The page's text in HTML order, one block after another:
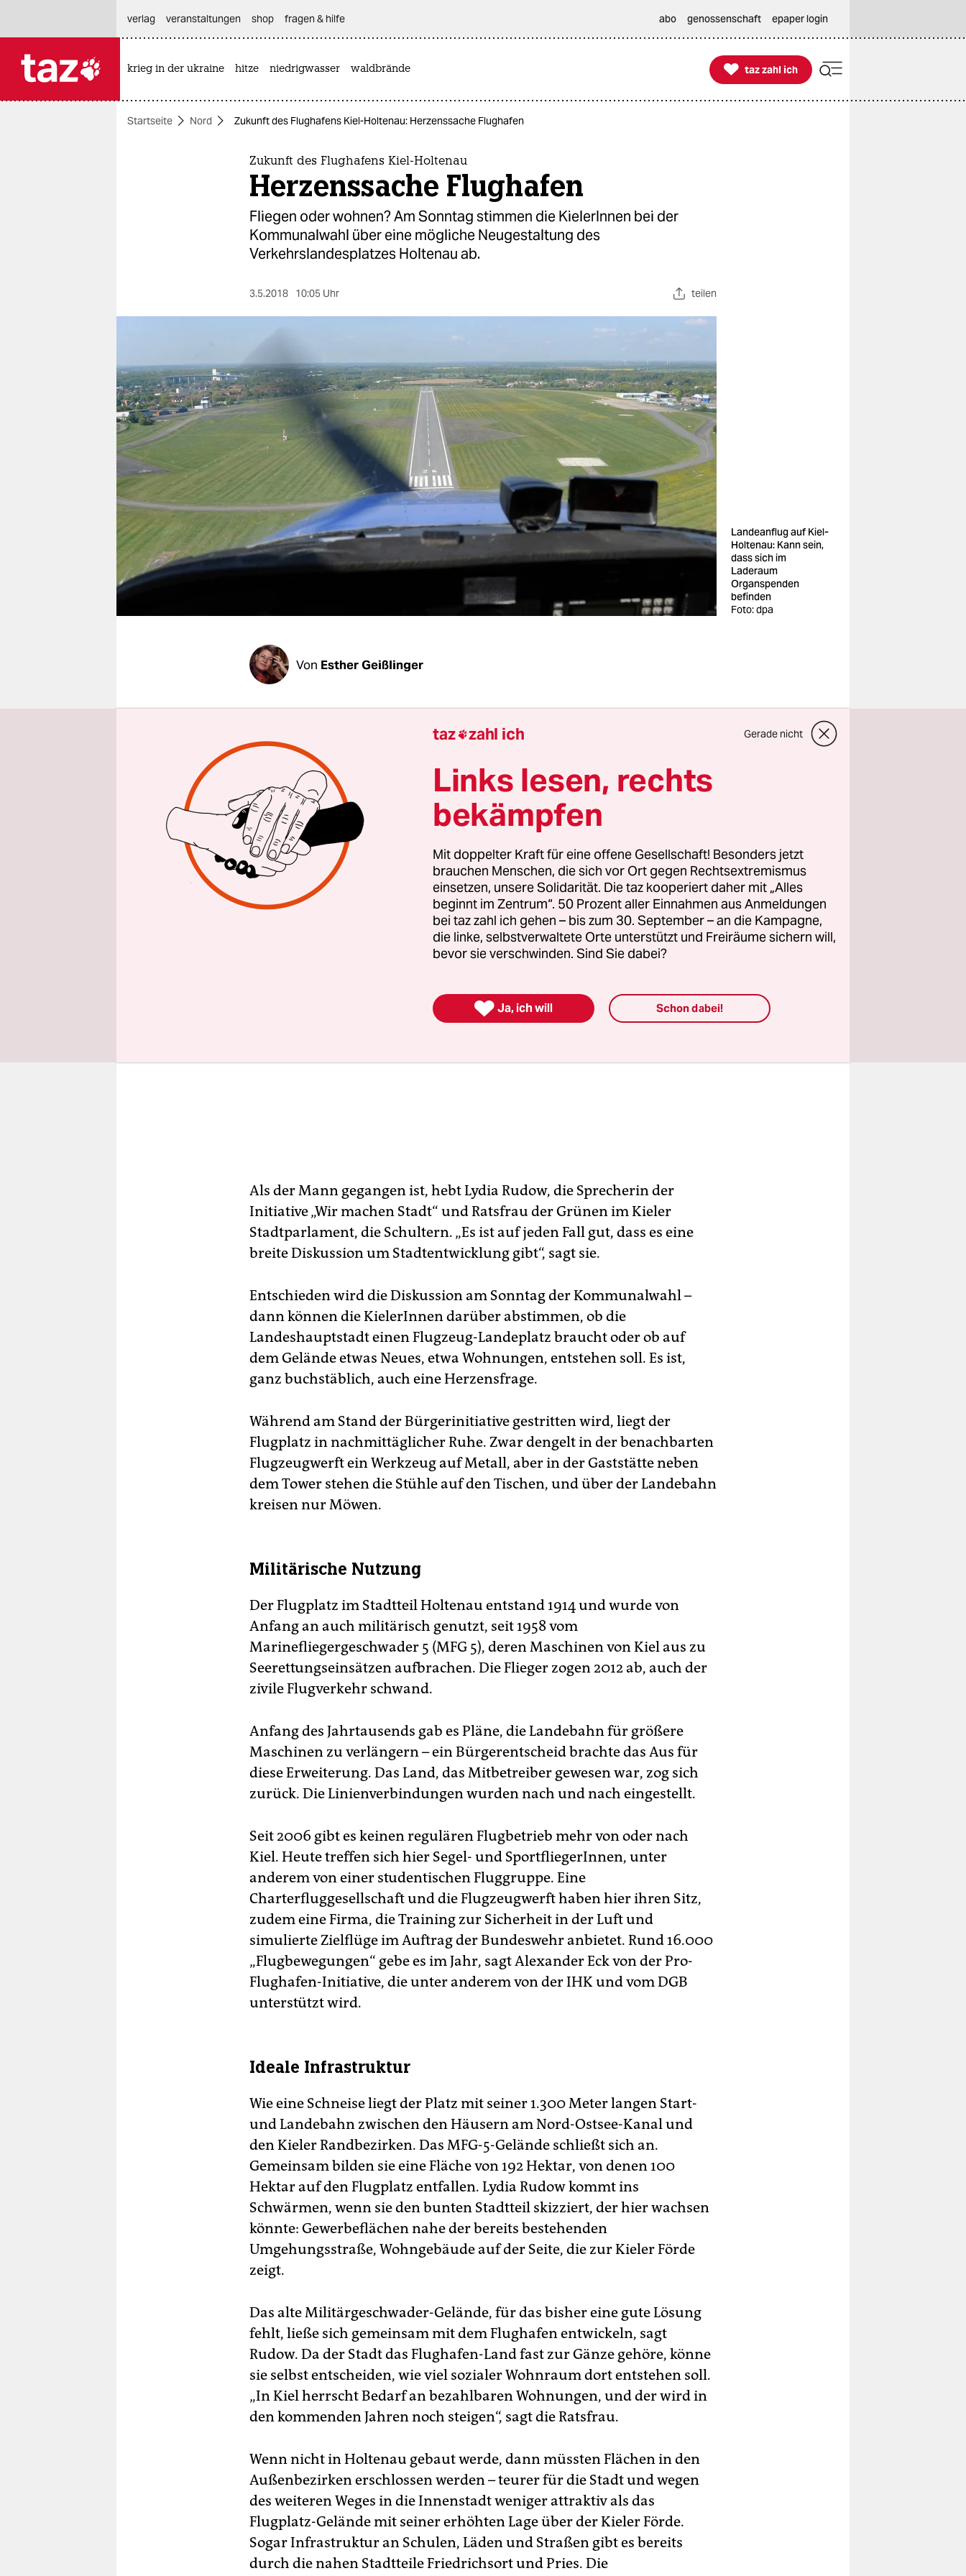
themen
wahrheit
verlag
verlag
veranstaltungen
shop
fragen & hilfe
unterstützen
abo
genossenschaft
verlag
veranstaltungen shop fragen & hilfe abo genossenschaft epaper login
krieg in der ukraine hitze niedrigwasser waldbrände 
taz zahl ich
taz zahl ich
Startseite Nord Zukunft des Flughafens Kiel-Holtenau: Herzenssache Flughafen
Zukunft des Flughafens Kiel-Holtenau
Herzenssache Flughafen
Fliegen oder wohnen? Am Sonntag stimmen die KielerInnen bei der
Kommunalwahl über eine mögliche Neugestaltung des
Verkehrslandesplatzes Holtenau ab.
3.5.2018 10:05 Uhr teilen
Landeanflug auf Kiel-
Holtenau: Kann sein,
dass sich im
Laderaum
Organspenden
befinden
Foto: dpa
Von Esther Geißlinger
„So ein Organ zerfällt doch!“, sagt der junge Mann, der am Stand des
Bündnisses „Wir machen Stadt“ stehen geblieben ist und immer lauter
wird, je länger das Gespräch dauert: „Es kommt auf jede Minute an!“
Der Flugbetrieb in Kiel-Holtenau scheint für diesen Mann
unverzichtbar. Eines der gewichtigsten Argumente betrifft die
Organtransplantationen, die im Kieler Universitätsklinikum
stattfinden. Die Flieger von Euro-Transplant landen zurzeit in
Holtenau.
Als der Mann gegangen ist, hebt Lydia Rudow, die Sprecherin der
Initiative „Wir machen Stadt“ und Ratsfrau der Grünen im Kieler
Stadtparlament, die Schultern. „Es ist auf jeden Fall gut, dass es eine
breite Diskussion um Stadtentwicklung gibt“, sagt sie.
Entschieden wird die Diskussion am Sonntag der Kommunalwahl –
dann können die KielerInnen darüber abstimmen, ob die
Landeshauptstadt einen Flugzeug-Landeplatz braucht oder ob auf
dem Gelände etwas Neues, etwa Wohnungen, entstehen soll. Es ist,
ganz buchstäblich, auch eine Herzensfrage.
Während am Stand der Bürgerinitiative gestritten wird, liegt der
Flugplatz in nachmittäglicher Ruhe. Zwar dengelt in der benachbarten
Flugzeugwerft ein Werkzeug auf Metall, aber in der Gaststätte neben
dem Tower stehen die Stühle auf den Tischen, und über der Landebahn
kreisen nur Möwen.
Militärische Nutzung
Der Flugplatz im Stadtteil Holtenau entstand 1914 und wurde von
Anfang an auch militärisch genutzt, seit 1958 vom
Marinefliegergeschwader 5 (MFG 5), deren Maschinen von Kiel aus zu
Seerettungseinsätzen aufbrachen. Die Flieger zogen 2012 ab, auch der
zivile Flugverkehr schwand.
Anfang des Jahrtausends gab es Pläne, die Landebahn für größere
Maschinen zu verlängern – ein Bürger­entscheid brachte das Aus für
diese Erweiterung. Das Land, das Mitbetreiber gewesen war, zog sich
zurück. Die Linienverbindungen wurden nach und nach eingestellt.
Seit 2006 gibt es keinen regulären Flugbetrieb mehr von oder nach
Kiel. Heute treffen sich hier Segel- und SportfliegerInnen, unter
anderem von einer studentischen Fluggruppe. Eine
Charterfluggesellschaft und die Flugzeugwerft haben hier ihren Sitz,
zudem eine Firma, die Training zur Sicherheit in der Luft und
simulierte Zielflüge im Auftrag der Bundeswehr anbietet. Rund 16.000
„Flugbewegungen“ gebe es im Jahr, sagt Alexander Eck von der Pro-
Flughafen-Initiative, die unter anderem von der IHK und vom DGB
unterstützt wird.
Ideale Infrastruktur
Wie eine Schneise liegt der Platz mit seiner 1.300 Meter langen Start-
und Landebahn zwischen den Häusern am Nord-Ostsee-Kanal und
den Kieler Randbezirken. Das MFG-5-Gelände schließt sich an.
Gemeinsam bilden sie eine Fläche von 192 Hektar, von denen 100
Hektar auf den Flugplatz entfallen. Lydia Rudow kommt ins
Schwärmen, wenn sie den bunten Stadtteil skizziert, der hier wachsen
könnte: Gewerbeflächen nahe der bereits bestehenden
Umgehungsstraße, Wohngebäude auf der Seite, die zur Kieler Förde
zeigt.
Das alte Militärgeschwader-Gelände, für das bisher eine gute Lösung
fehlt, ließe sich gemeinsam mit dem Flughafen entwickeln, sagt
Rudow. Da der Stadt das Flughafen-Land fast zur Gänze gehöre, könne
sie selbst entscheiden, wie viel sozialer Wohnraum dort entstehen soll.
„In Kiel herrscht Bedarf an bezahlbaren Wohnungen, und der wird in
den kommenden Jahren noch steigen“, sagt die Ratsfrau.
Wenn nicht in Holtenau gebaut werde, dann müssten Flächen in den
Außenbezirken erschlossen werden – teurer für die Stadt und wegen
des weiteren Weges in die Innenstadt weniger attraktiv als das
Flugplatz-Gelände mit seiner erhöhten Lage über der Kieler Förde.
Sogar Infrastruktur an Schulen, Läden und Straßen gibt es bereits
durch die nahen Stadtteile Friedrichsort und Pries. Die
taz zahl ich Gerade nicht
Links lesen, rechts
bekämpfen
Mit doppelter Kraft für eine offene Gesellschaft! Besonders jetzt
brauchen Menschen, die sich vor Ort gegen Rechtsextremismus
einsetzen, unsere Solidarität. Die taz kooperiert daher mit „Alles
beginnt im Zentrum“. 50 Prozent aller Einnahmen aus Anmeldungen
bei taz zahl ich gehen – bis zum 30. September – an die Kampagne,
die linke, selbstverwaltete Orte unterstützt und Freiräume sichern will,
bevor sie verschwinden. Sind Sie dabei?
 Ja, ich will Schon dabei!